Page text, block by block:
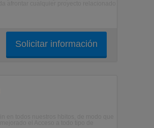
Solicitar información